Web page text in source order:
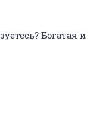
Богатая и